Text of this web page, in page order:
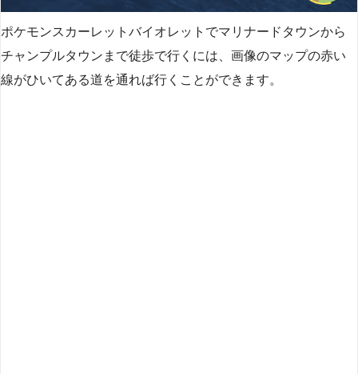
ポケモンスカーレットバイオレットでマリナードタウンから
チャンプルタウンまで徒歩で行くには、画像のマップの赤い
線がひいてある道を通れば行くことができます。